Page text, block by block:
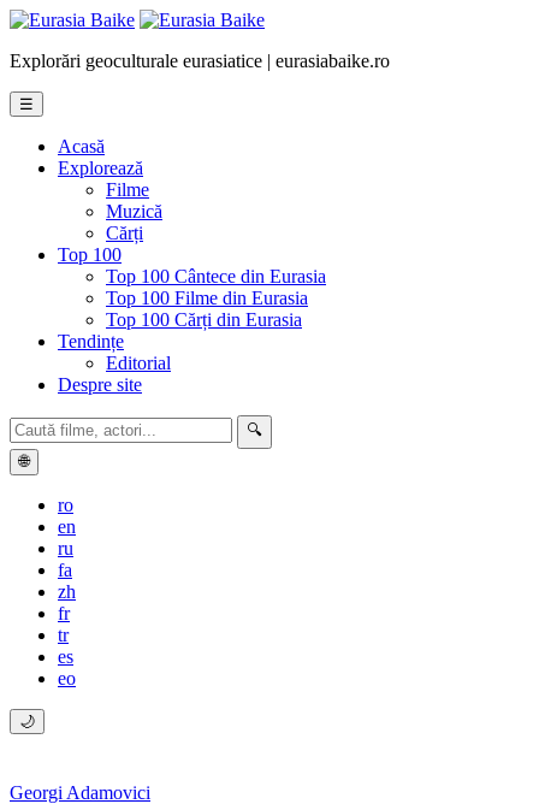
Explorări geoculturale eurasiatice | eurasiabaike.ro
☰
Acasă
Explorează
Filme
Muzică
Cărți
Top 100
Top 100 Cântece din Eurasia
Top 100 Filme din Eurasia
Top 100 Cărți din Eurasia
Tendințe
Editorial
Despre site
🔍
🌐
ro
en
ru
fa
zh
fr
tr
es
eo
🌙
Georgi Adamovici